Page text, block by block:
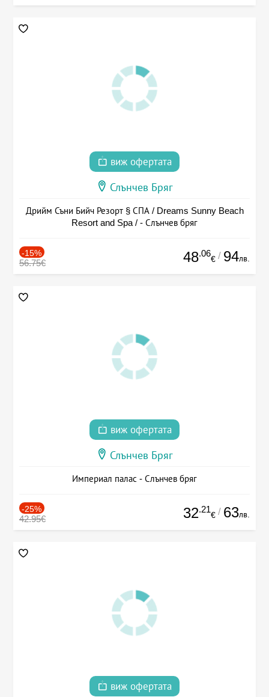
виж офертата
Слънчев Бряг
Дрийм Съни Бийч Резорт § СПА / Dreams Sunny Beach
Resort and Spa / - Слънчев бряг
-15%
56.75€ 48.06
€ / 94лв.
виж офертата
Слънчев Бряг
Империал палас - Слънчев бряг
-25%
42.95€ 32.21
€ / 63лв.
виж офертата